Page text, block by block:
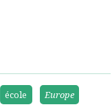
école
Europe